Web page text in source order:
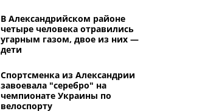
В Александрийском районе
четыре человека отравились
угарным газом, двое из них —
дети
Спортсменка из Александрии
завоевала "серебро" на
чемпионате Украины по
велоспорту